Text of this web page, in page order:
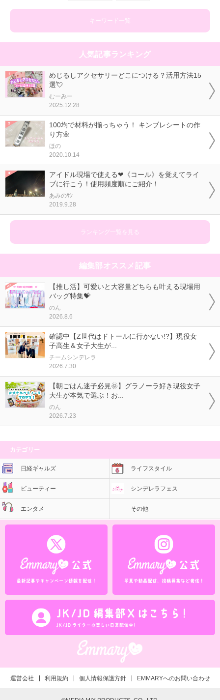
キーワード一覧
人気記事ランキング
めじるしアクセサリーどこにつける？活用方法15
選💘
むーみー
2025.12.28
100均で材料が揃っちゃう！ キンブレシートの作
り方🌼
ほの
2020.10.14
アイドル現場で使える❤《コール》を覚えてライ
ブに行こう！使用頻度順にご紹介！
あみのｻﾝ
2019.9.28
ランキング一覧を見る
編集部オススメ記事
【推し活】可愛いと大容量どちらも叶える現場用
バッグ特集💝
のん
2026.8.6
確認中【Z世代はドトールに行かない!?】現役女
子高生＆女子大生が...
チームシンデレラ
2026.7.30
【朝ごはん迷子必見🌞】グラノーラ好き現役女子
大生が本気で選ぶ！お...
のん
2026.7.23
カテゴリー
日経ギャルズ ライフスタイル
ビューティー シンデレラフェス
エンタメ その他
運営会社 利用規約 個人情報保護方針 EMMARYへのお問い合わせ